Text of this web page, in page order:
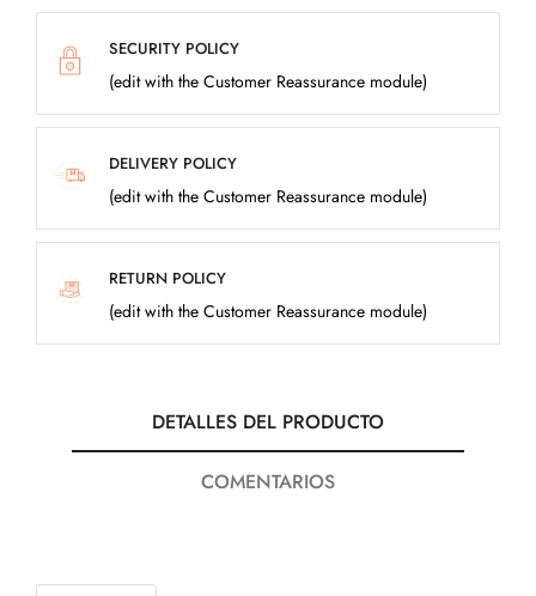
SECURITY POLICY
(edit with the Customer Reassurance module)
DELIVERY POLICY
(edit with the Customer Reassurance module)
RETURN POLICY
(edit with the Customer Reassurance module)
DETALLES DEL PRODUCTO
COMENTARIOS